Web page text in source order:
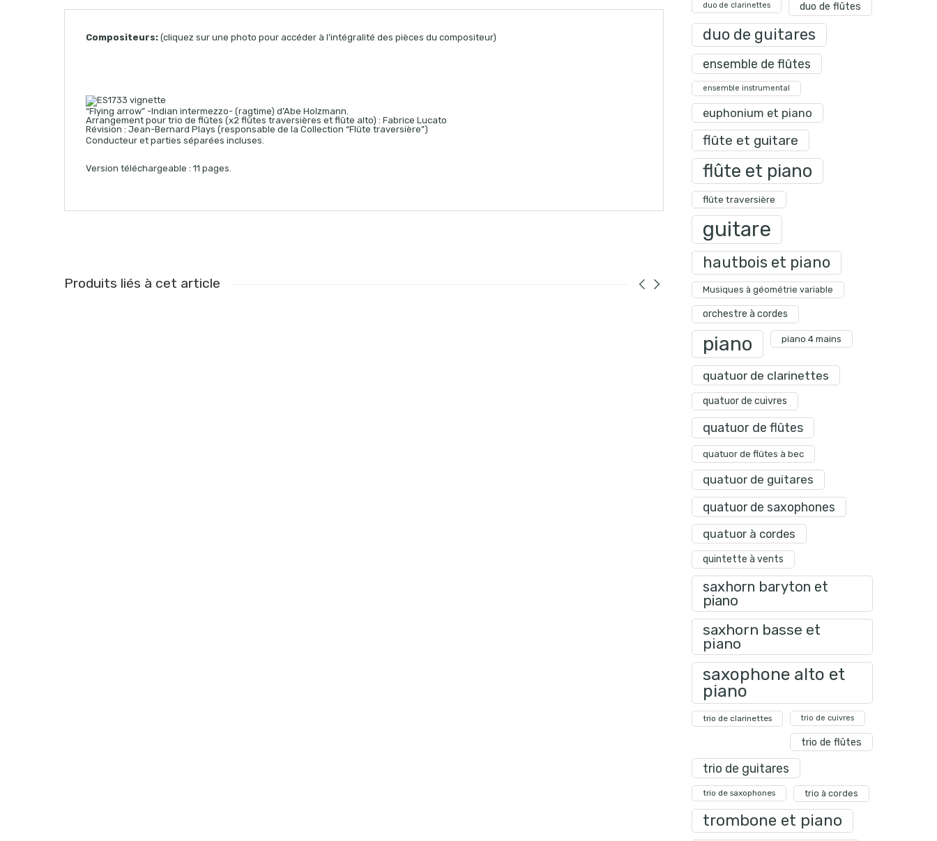
Compositeurs: (cliquez sur une photo pour accéder à l’intégralité des pièces du compositeur)
“Flying arrow” -Indian intermezzo- (ragtime) d’Abe Holzmann.
Arrangement pour trio de flûtes (x2 flûtes traversières et flûte alto) : Fabrice Lucato
Révision : Jean-Bernard Plays (responsable de la Collection “Flûte traversière”)
Conducteur et parties séparées incluses.
Version téléchargeable : 11 pages.
Produits liés à cet article
duo de clarinettes duo de flûtes
duo de guitares
ensemble de flûtes
ensemble instrumental
euphonium et piano
flûte et guitare
flûte et piano
flûte traversière
guitare
hautbois et piano
Musiques à géométrie variable
orchestre à cordes
piano piano 4 mains
quatuor de clarinettes
quatuor de cuivres
quatuor de flûtes
quatuor de flûtes à bec
quatuor de guitares
quatuor de saxophones
quatuor à cordes
quintette à vents
saxhorn baryton et
piano
saxhorn basse et
piano
saxophone alto et
piano
trio de clarinettes trio de cuivres
trio de flûtes
trio de guitares
trio de saxophones trio à cordes
trombone et piano